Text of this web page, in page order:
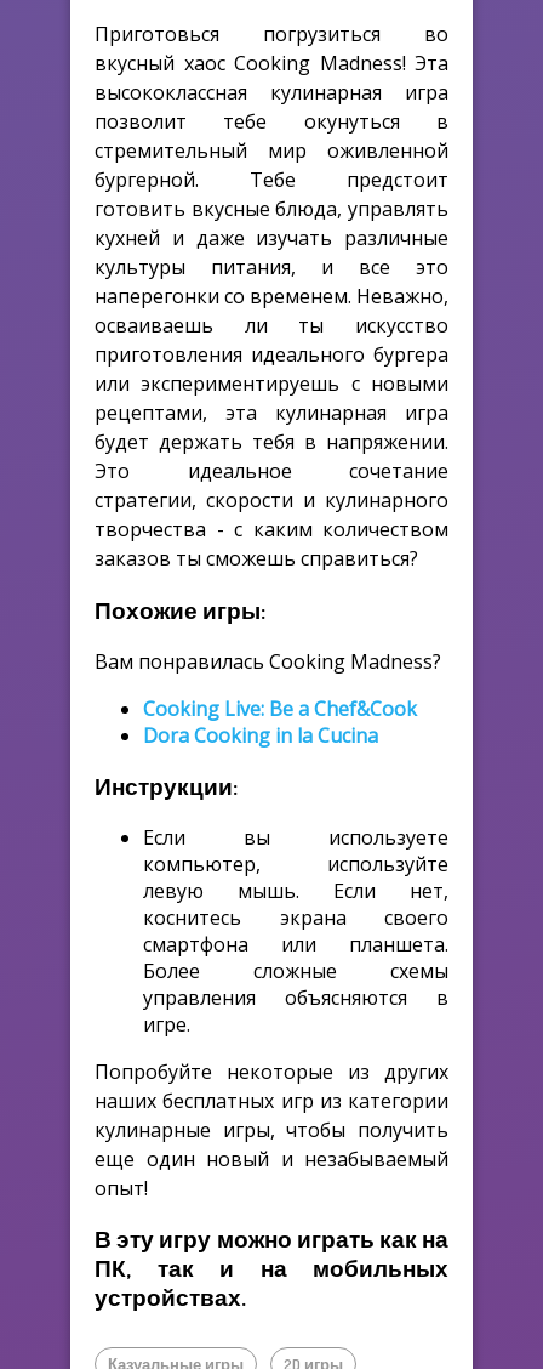
Приготовься погрузиться во
вкусный хаос Cooking Madness! Эта
высококлассная кулинарная игра
позволит тебе окунуться в
стремительный мир оживленной
бургерной. Тебе предстоит
готовить вкусные блюда, управлять
кухней и даже изучать различные
культуры питания, и все это
наперегонки со временем. Неважно,
осваиваешь ли ты искусство
приготовления идеального бургера
или экспериментируешь с новыми
рецептами, эта кулинарная игра
будет держать тебя в напряжении.
Это идеальное сочетание
стратегии, скорости и кулинарного
творчества - с каким количеством
заказов ты сможешь справиться?
Похожие игры:
Вам понравилась Cooking Madness?
Cooking Live: Be a Chef&Cook
Dora Cooking in la Cucina
Инструкции:
Если вы используете
компьютер, используйте
левую мышь. Если нет,
коснитесь экрана своего
смартфона или планшета.
Более сложные схемы
управления объясняются в
игре.
Попробуйте некоторые из других
наших бесплатных игр из категории
кулинарные игры, чтобы получить
еще один новый и незабываемый
опыт!
В эту игру можно играть как на
ПК, так и на мобильных
устройствах.
Казуальные игры 2D игры